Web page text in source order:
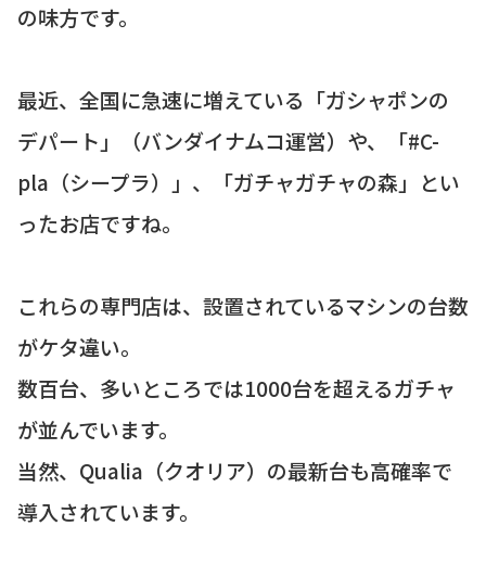
の味方です。
最近、全国に急速に増えている「ガシャポンの
デパート」（バンダイナムコ運営）や、「#C-
pla（シープラ）」、「ガチャガチャの森」とい
ったお店ですね。
これらの専門店は、設置されているマシンの台数
がケタ違い。
数百台、多いところでは1000台を超えるガチャ
が並んでいます。
当然、Qualia（クオリア）の最新台も高確率で
導入されています。